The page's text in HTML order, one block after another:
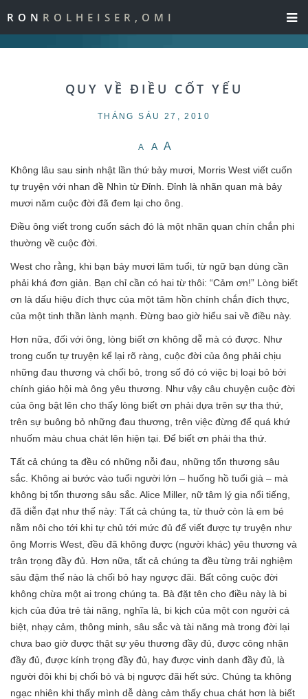
RON ROLHEISER,OMI
QUY VỀ ĐIỀU CỐT YẾU
THÁNG SÁU 27, 2010
A A A
Không lâu sau sinh nhật lần thứ bảy mươi, Morris West viết cuốn
tự truyện với nhan đề Nhìn từ Đỉnh. Đỉnh là nhãn quan mà bảy
mươi năm cuộc đời đã đem lại cho ông.
Điều ông viết trong cuốn sách đó là một nhãn quan chín chắn phi
thường về cuộc đời.
West cho rằng, khi bạn bảy mươi lăm tuổi, từ ngữ bạn dùng cần
phải khá đơn giản. Bạn chỉ cần có hai từ thôi: “Cảm ơn!” Lòng biết
ơn là dấu hiệu đích thực của một tâm hồn chính chắn đích thực,
của một tinh thần lành mạnh. Đừng bao giờ hiểu sai về điều này.
Hơn nữa, đối với ông, lòng biết ơn không dễ mà có được. Như
trong cuốn tự truyện kể lại rõ ràng, cuộc đời của ông phải chịu
những đau thương và chối bỏ, trong số đó có việc bị loại bỏ bởi
chính giáo hội mà ông yêu thương. Như vậy câu chuyện cuộc đời
của ông bật lên cho thấy lòng biết ơn phải dựa trên sự tha thứ,
trên sự buông bỏ những đau thương, trên việc đừng để quá khứ
nhuốm màu chua chát lên hiện tại. Để biết ơn phải tha thứ.
Tất cả chúng ta đều có những nỗi đau, những tổn thương sâu
sắc. Không ai bước vào tuổi người lớn – huống hồ tuổi già – mà
không bị tổn thương sâu sắc. Alice Miller, nữ tâm lý gia nổi tiếng,
đã diễn đạt như thế này: Tất cả chúng ta, từ thuở còn là em bé
nằm nôi cho tới khi tự chủ tới mức đủ để viết được tự truyện như
ông Morris West, đều đã không được (người khác) yêu thương và
trân trọng đầy đủ. Hơn nữa, tất cả chúng ta đều từng trải nghiệm
sâu đậm thế nào là chối bỏ hay ngược đãi. Bất công cuộc đời
không chừa một ai trong chúng ta. Bà đặt tên cho điều này là bi
kịch của đứa trẻ tài năng, nghĩa là, bi kịch của một con người cá
biệt, nhạy cảm, thông minh, sâu sắc và tài năng mà trong đời lại
chưa bao giờ được thật sự yêu thương đầy đủ, được công nhận
đầy đủ, được kính trọng đầy đủ, hay được vinh danh đầy đủ, là
người đôi khi bị chối bỏ và bị ngược đãi hết sức. Chúng ta không
ngạc nhiên khi thấy mình dễ dàng cảm thấy chua chát hơn là biết